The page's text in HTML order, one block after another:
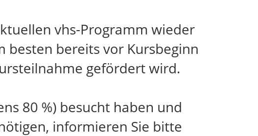
vhs-Programm wieder
besten bereits vor Kursbeginn
gefördert wird.
80 %) besucht haben und
informieren Sie bitte